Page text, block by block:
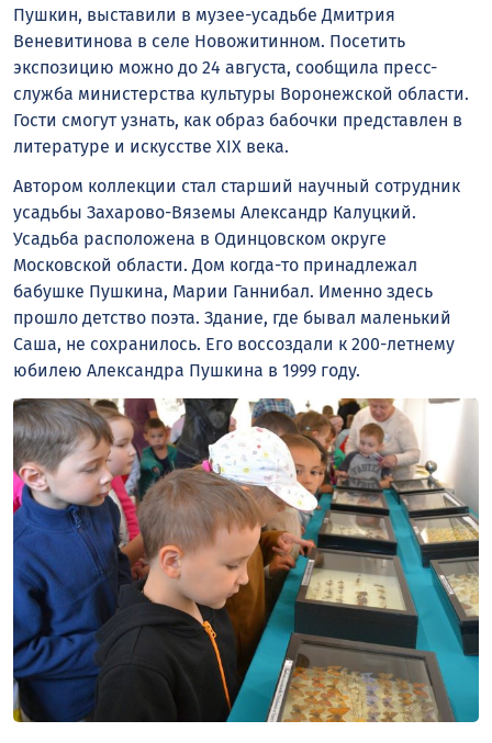
Пушкин, выставили в музее-усадьбе Дмитрия
Веневитинова в селе Новожитинном. Посетить
экспозицию можно до 24 августа, сообщила пресс-
служба министерства культуры Воронежской области.
Гости смогут узнать, как образ бабочки представлен в
литературе и искусстве XIX века.
Автором коллекции стал старший научный сотрудник
усадьбы Захарово-Вяземы Александр Калуцкий.
Усадьба расположена в Одинцовском округе
Московской области. Дом когда-то принадлежал
бабушке Пушкина, Марии Ганнибал. Именно здесь
прошло детство поэта. Здание, где бывал маленький
Саша, не сохранилось. Его воссоздали к 200-летнему
юбилею Александра Пушкина в 1999 году.